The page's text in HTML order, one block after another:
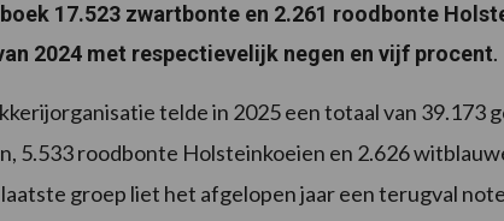
17.523 zwartbonte en 2.261 roodbonte
2024 met respectievelijk negen en vijf procent.
telde in 2025 een totaal van
5.533 roodbonte Holsteinkoeien en 2.626
groep liet het afgelopen jaar een terugval